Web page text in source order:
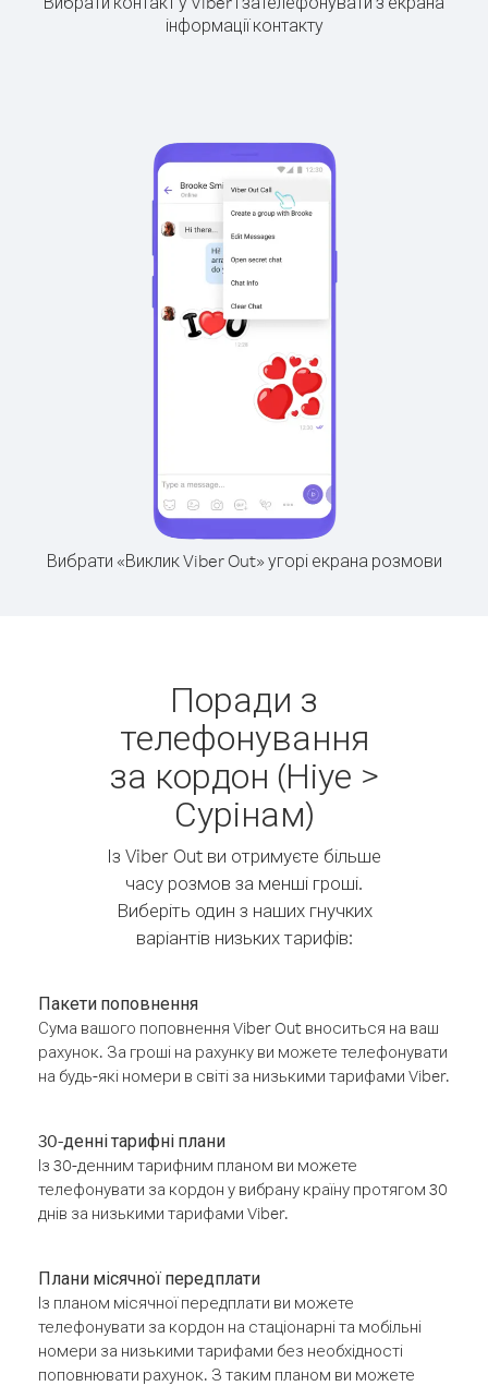
інформації контакту
Вибрати «Виклик Viber Out» угорі екрана розмови
Поради з
телефонування
за кордон (Ніуе >
Сурінам)
Із Viber Out ви отримуєте більше
часу розмов за менші гроші.
Виберіть один з наших гнучких
варіантів низьких тарифів:
Пакети поповнення
Сума вашого поповнення Viber Out вноситься на ваш
рахунок. За гроші на рахунку ви можете телефонувати
на будь-які номери в світі за низькими тарифами Viber.
30-денні тарифні плани
Із 30-денним тарифним планом ви можете
телефонувати за кордон у вибрану країну протягом 30
днів за низькими тарифами Viber.
Плани місячної передплати
Із планом місячної передплати ви можете
телефонувати за кордон на стаціонарні та мобільні
номери за низькими тарифами без необхідності
поповнювати рахунок. З таким планом ви можете